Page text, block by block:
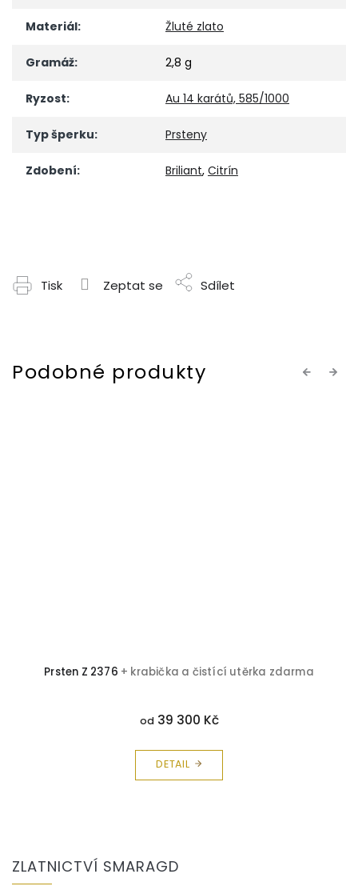
Materiál: Žluté zlato
Gramáž: 2,8 g
Ryzost: Au 14 karátů, 585/1000
Typ šperku: Prsteny
Zdobení: Briliant, Citrín
Tisk Zeptat se Sdílet
Previous
Prsten Z 2376 + krabička a čistící utěrka zdarma
od39 300 Kč
DETAIL
Next
ZLATNICTVÍ SMARAGD